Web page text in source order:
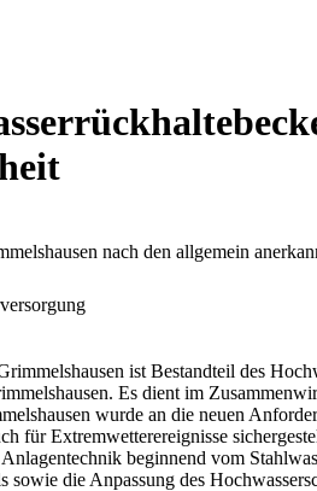
nach den allgemein
ist Bestandteil des
Es dient im
wurde an die neuen
für Extremwetterereignisse
beginnend vom
die Anpassung des